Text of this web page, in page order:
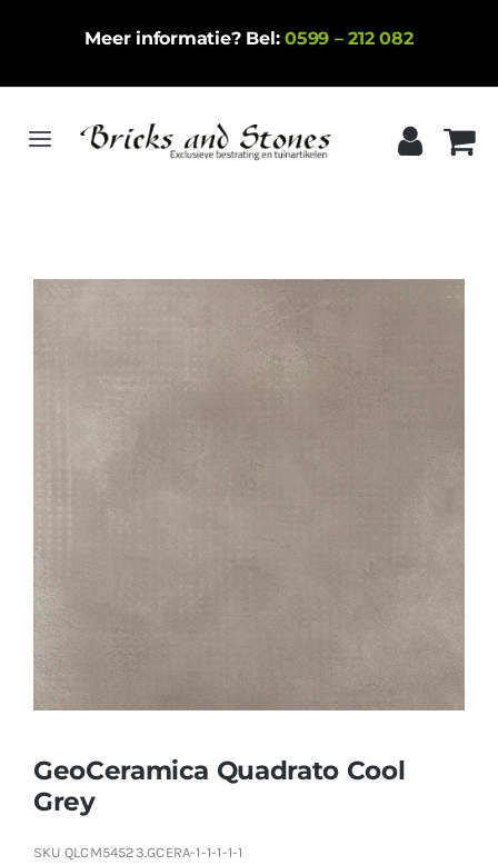
Meer informatie? Bel:0599 – 212 082
Toggle
Keramische tegels
Siergrind
Producten
Contact
Offerte aanvragen
GeoCeramica Quadrato Cool
Grey
SKU QLCM54523.GCERA-1-1-1-1-1